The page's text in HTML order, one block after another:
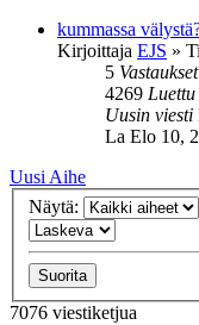
kummassa
Kirjoittaja EJS »
5 Vastaukset
4269 Luettu
Uusin viesti
La Elo 10,
Uusi Aihe
Näytä:
7076 viestiketjua